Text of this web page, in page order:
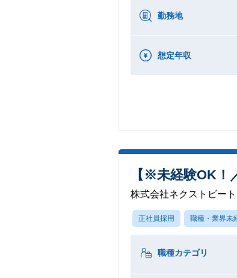
勤務地
想定年収
【※未経験OK
株式会社ネクストビート
正社員採用 職種・業界未
職種カテゴリ